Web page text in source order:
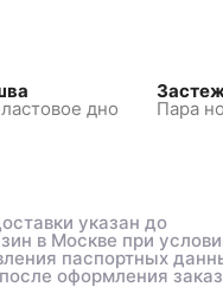
дно Пара
указан до
в Москве при
паспортных
оформления
указан до
в Москве при
паспортных
оформления